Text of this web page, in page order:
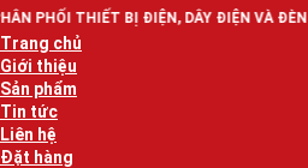
Bỏ
qua
nội
dung
ĐIỆN, DÂY ĐIỆN VÀ ĐÈN LED CHIẾU SÁNG
Trang chủ
Giới thiệu
Sản phẩm
Tin tức
Liên hệ
Đặt hàng